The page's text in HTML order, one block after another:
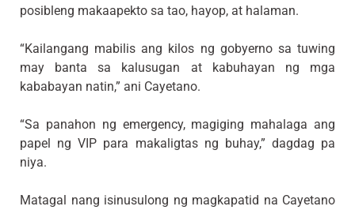
posibleng makaapekto sa tao, hayop, at halaman.
“Kailangang mabilis ang kilos ng gobyerno sa tuwing
may banta sa kalusugan at kabuhayan ng mga
kababayan natin,” ani Cayetano.
“Sa panahon ng emergency, magiging mahalaga ang
papel ng VIP para makaligtas ng buhay,” dagdag pa
niya.
Matagal nang isinusulong ng magkapatid na Cayetano